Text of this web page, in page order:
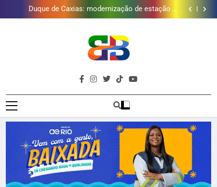
tratamento reforça abastecimento de água
Guanabara tem diversas opções de vinhos para
presentear o seu pai. Descubra como escolher o que
Gastro Samba reúne Nosso Sentimento e Gustavo
Golfe e fortalece projeto que atende 140 crianças
Duque de Caxias: modernização de estação de
tratamento reforça abastecimento de água
Guanabara tem diversas opções de vinhos para
presentear o seu pai. Descubra como escolher o que
mais combina com ele
Gastro Samba reúne Nosso Sentimento e Gustavo
Lins em Nova Iguaçu neste fim de semana
Brava
Baixada
Baixada Fluminense Em Destaque!